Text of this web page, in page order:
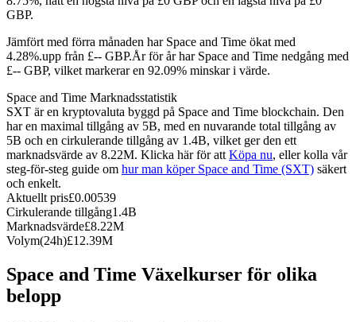
Futures med USDC som säkerhet
Kopiera Trading
Gå med de bästa handlarna
GBP.
Jämfört med förra månaden har Space and Time ökat med
4.28%.upp från £-- GBP.År för år har Space and Time nedgång med
£-- GBP, vilket markerar en 92.09% minskar i värde.
Space and Time Marknadsstatistik
SXT är en kryptovaluta byggd på Space and Time blockchain. Den
har en maximal tillgång av 5B, med en nuvarande total tillgång av
5B och en cirkulerande tillgång av 1.4B, vilket ger den ett
marknadsvärde av 8.22M. Klicka här för att Köpa nu, eller kolla vår
steg-för-steg guide om hur man köper Space and Time (SXT) säkert
och enkelt.
Aktuellt pris£0.00539
Cirkulerande tillgång1.4B
Marknadsvärde£8.22M
Volym(24h)£12.39M
Space and Time Växelkurser för olika
belopp